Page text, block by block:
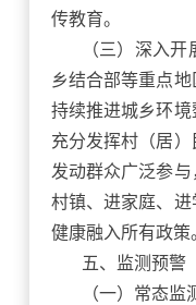
传教育。
（三）深入
乡结合部等重点地
持续推进城乡环境
充分发挥村（居）
发动群众广泛参
村镇、进家庭、
健康融入所有政策
五、监测预警
（一）常态监